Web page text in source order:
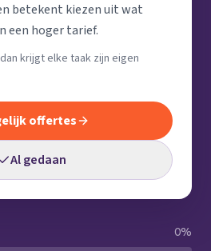
betekent kiezen uit wat
een hoger tarief.
krijgt elke taak zijn eigen
offertes
Al gedaan
0%